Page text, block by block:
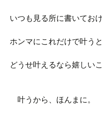
いつも見る所に書いてお
ホンマにこれだけで叶うと
どうせ叶えるなら嬉しい
叶うから、ほんまに。